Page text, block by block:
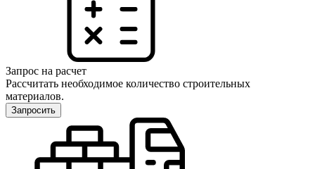
Запрос на расчет
Рассчитать необходимое количество строительных
материалов.
Запросить